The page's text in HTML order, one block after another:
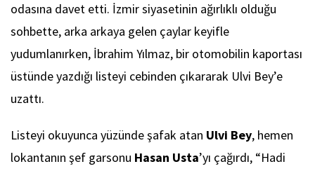
odasına davet etti. İzmir siyasetinin ağırlıklı olduğu
sohbette, arka arkaya gelen çaylar keyifle
yudumlanırken, İbrahim Yılmaz, bir otomobilin kaportası
üstünde yazdığı listeyi cebinden çıkararak Ulvi Bey’e
uzattı.
Listeyi okuyunca yüzünde şafak atan Ulvi Bey, hemen
lokantanın şef garsonu Hasan Usta’yı çağırdı, “Hadi